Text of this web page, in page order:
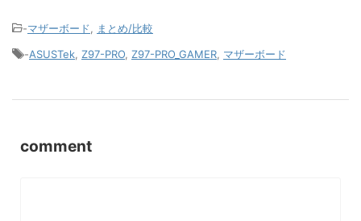
-マザーボード
まとめ/比較
-ASUSTek Z97-PRO Z97-PRO_GAMER マザーボード
comment